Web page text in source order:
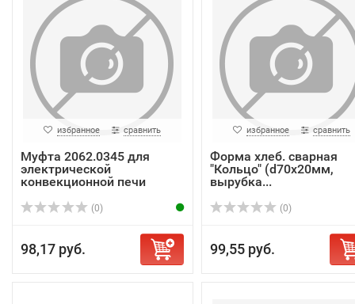
избранное сравнить
Муфта 2062.0345 для
электрической
конвекционной печи
(0)
98,17 руб.
избранное сравнить
Форма хлеб. сварная
"Кольцо" (d70x20мм,
вырубка...
(0)
99,55 руб.